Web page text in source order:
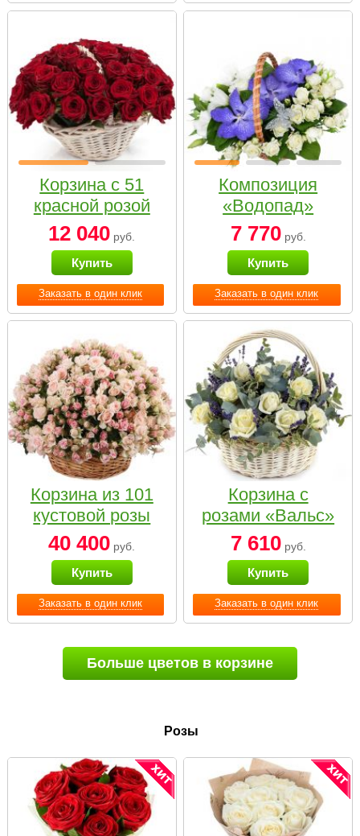
Заказать в один клик
Корзина с 51
красной розой
12 040 руб.
Купить
Заказать в один клик
Композиция
«Водопад»
7 770руб.
Купить
Заказать в один клик
Корзина из 101
кустовой розы
нежных тонов
40 400 руб.
Купить
Заказать в один клик
Корзина с
розами «Вальс»
7 610руб.
Купить
Больше цветов в корзине
Розы